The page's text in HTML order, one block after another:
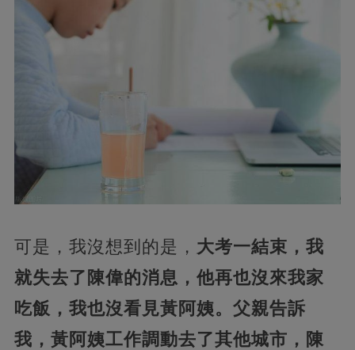
可是，我沒想到的是， 大考一結束，我
就失去了陳偉的消息，他再也沒來我家
吃飯，我也沒看見黃阿姨。父親告訴
我，黃阿姨工作調動去了其他城市，陳